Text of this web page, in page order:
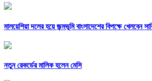
মালয়েশিয়া দলের হয়ে জন্মভূমি বাংলাদেশের বিপক্ষে খেলবেন
নতুন রেকর্ডের মালিক হলেন মেসি